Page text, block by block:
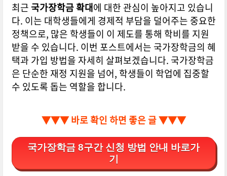
최근 국가장학금 확대에 대한 관심이 높아지고 있습니
다. 이는 대학생들에게 경제적 부담을 덜어주는 중요한
정책으로, 많은 학생들이 이 제도를 통해 학비를 지원
받을 수 있습니다. 이번 포스트에서는 국가장학금의 혜
택과 가입 방법을 자세히 살펴보겠습니다. 국가장학금
은 단순한 재정 지원을 넘어, 학생들이 학업에 집중할
수 있도록 돕는 역할을 합니다.
▼▼▼ 바로 확인 하면 좋은 글 ▼▼▼
국가장학금 8구간 신청 방법 안내 바로가
기